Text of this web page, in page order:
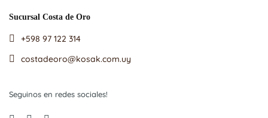
Sucursal Costa de Oro
+598 97 122 314
costadeoro@kosak.com.uy
Seguinos en redes sociales!